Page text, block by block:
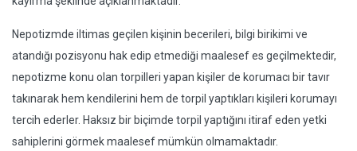
Nepotizmde iltimas geçilen kişinin becerileri, bilgi birikimi ve
atandığı pozisyonu hak edip etmediği maalesef es geçilmektedir,
nepotizme konu olan torpilleri yapan kişiler de korumacı bir tavır
takınarak hem kendilerini hem de torpil yaptıkları kişileri korumayı
tercih ederler. Haksız bir biçimde torpil yaptığını itiraf eden yetki
sahiplerini görmek maalesef mümkün olmamaktadır.